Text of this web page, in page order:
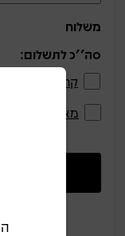
משלוח
סה''כ לתשלום:
קראתי ואני
מאשר/ת קבלת